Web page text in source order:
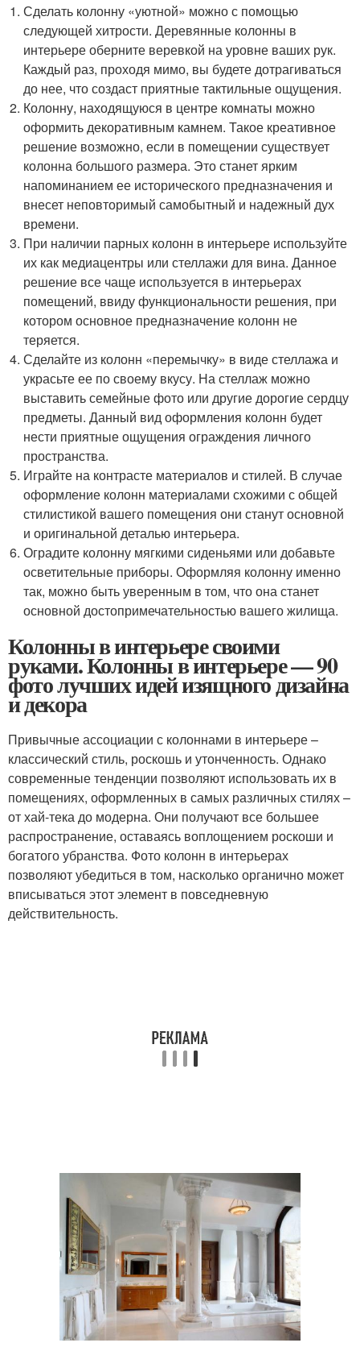
Сделать колонну «уютной» можно с помощью
следующей хитрости. Деревянные колонны в
интерьере оберните веревкой на уровне ваших рук.
Каждый раз, проходя мимо, вы будете дотрагиваться
до нее, что создаст приятные тактильные ощущения.
Колонну, находящуюся в центре комнаты можно
оформить декоративным камнем. Такое креативное
решение возможно, если в помещении существует
колонна большого размера. Это станет ярким
напоминанием ее исторического предназначения и
внесет неповторимый самобытный и надежный дух
времени.
При наличии парных колонн в интерьере используйте
их как медиацентры или стеллажи для вина. Данное
решение все чаще используется в интерьерах
помещений, ввиду функциональности решения, при
котором основное предназначение колонн не
теряется.
Сделайте из колонн «перемычку» в виде стеллажа и
украсьте ее по своему вкусу. На стеллаж можно
выставить семейные фото или другие дорогие сердцу
предметы. Данный вид оформления колонн будет
нести приятные ощущения ограждения личного
пространства.
Играйте на контрасте материалов и стилей. В случае
оформление колонн материалами схожими с общей
стилистикой вашего помещения они станут основной
и оригинальной деталью интерьера.
Оградите колонну мягкими сиденьями или добавьте
осветительные приборы. Оформляя колонну именно
так, можно быть уверенным в том, что она станет
основной достопримечательностью вашего жилища.
Колонны в интерьере своими
руками. Колонны в интерьере — 90
фото лучших идей изящного дизайна
и декора
Привычные ассоциации с колоннами в интерьере –
классический стиль, роскошь и утонченность. Однако
современные тенденции позволяют использовать их в
помещениях, оформленных в самых различных стилях –
от хай-тека до модерна. Они получают все большее
распространение, оставаясь воплощением роскоши и
богатого убранства. Фото колонн в интерьерах
позволяют убедиться в том, насколько органично может
вписываться этот элемент в повседневную
действительность.